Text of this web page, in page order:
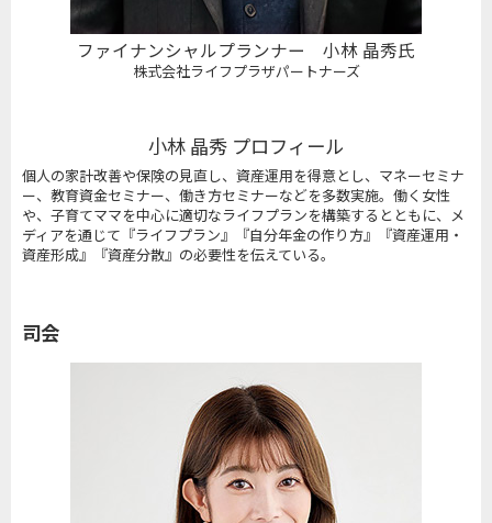
ファイナンシャルプランナー 小林 晶秀氏
株式会社ライフプラザパートナーズ
小林 晶秀 プロフィール
個人の家計改善や保険の見直し、資産運用を得意とし、マネーセミナ
ー、教育資金セミナー、働き方セミナーなどを多数実施。働く女性
や、子育てママを中心に適切なライフプランを構築するとともに、メ
ディアを通じて『ライフプラン』『自分年金の作り方』『資産運用・
資産形成』『資産分散』の必要性を伝えている。
司会